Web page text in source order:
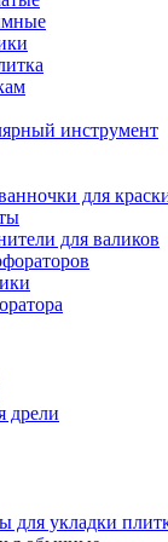
инструмент
для
для валиков
дрели
для укладки